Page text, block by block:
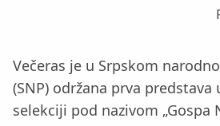
Večeras je u Srpskom
(SNP) održana prva
selekciji pod nazivom „Gospa